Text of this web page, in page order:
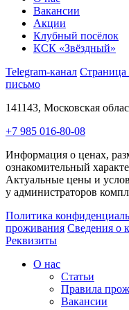
Вакансии
Акции
Клубный посёлок
КСК «Звёздный»
Telegram-канал
письмо
141143, Московская
+7 985 016-80-08
Информация о ценах,
ознакомительный
Актуальные цены и
у администраторов
Политика
проживания Сведения о
Реквизиты
О нас
Статьи
Правила
Вакансии